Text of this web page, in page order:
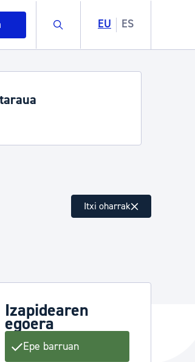
Buscar EU ES
Itxi oharrak
Izapidearen
egoera
Epe barruan